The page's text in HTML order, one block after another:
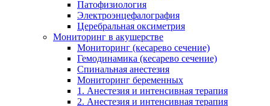
Патофизиология
Электроэнцефалография
Церебральная оксиметрия
Мониторинг в акушерстве
Мониторинг (кесарево сечение)
Гемодинамика (кесарево сечение)
Спинальная анестезия
Мониторинг беременных
1. Анестезия и интенсивная терапия
2. Анестезия и интенсивная терапия